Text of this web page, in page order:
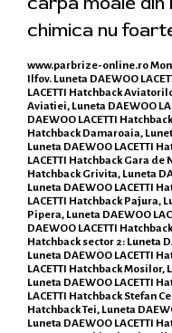
chimica nu
www.parbrize-online.ro
Ilfov. Luneta DAEWOO
LACETTI Hatchback
Aviatiei, Luneta DAEWOO
DAEWOO LACETTI
Hatchback Damaroaia,
Luneta DAEWOO LACETTI
LACETTI Hatchback Gara de
Hatchback Grivita, Luneta
Luneta DAEWOO LACETTI
LACETTI Hatchback Pajura,
Pipera, Luneta DAEWOO
DAEWOO LACETTI
Hatchback sector 2: Luneta
Luneta DAEWOO LACETTI
LACETTI Hatchback Mosilor,
Luneta DAEWOO LACETTI
LACETTI Hatchback Stefan
Hatchback Tei, Luneta
Luneta DAEWOO LACETTI